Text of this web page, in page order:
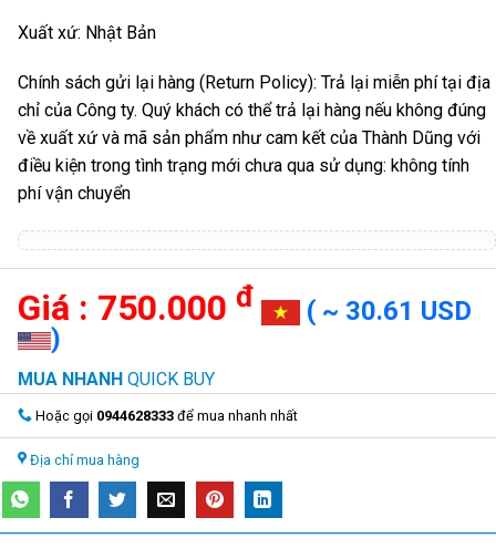
Xuất xứ: Nhật Bản
Chính sách gửi lại hàng (Return Policy): Trả lại miễn phí tại địa
chỉ của Công ty. Quý khách có thể trả lại hàng nếu không đúng
về xuất xứ và mã sản phẩm như cam kết của Thành Dũng với
điều kiện trong tình trạng mới chưa qua sử dụng: không tính
phí vận chuyển
750.000 đ
( ~ 30.61 USD
)
MUA NHANH QUICK BUY
Hoặc gọi 0944628333 để mua nhanh nhất
Địa chỉ mua hàng